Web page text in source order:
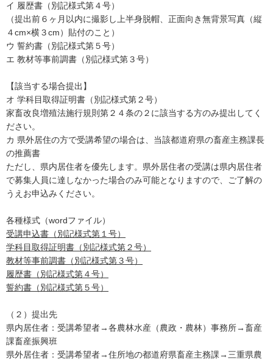
イ 履歴書（別記様式第４号）
（提出前６ヶ月以内に撮影し上半身脱帽、正面向き無背景写真（縦
４cm×横３cm）貼付のこと）
ウ 誓約書（別記様式第５号）
エ 教材等事前調書（別記様式第３号）
【該当する場合提出】
オ 学科目取得証明書（別記様式第２号）
家畜改良増殖法施行規則第２４条の２に該当する方のみ提出してく
ださい。
カ 県外居住の方で受講希望の場合は、当該都道府県の畜産主務課長
の推薦書
ただし、県内居住者を優先します。県外居住者の受講は県内居住者
で募集人員に達しなかった場合のみ可能となりますので、ご了解の
うえお申込みください。
各種様式（wordファイル）
受講申込書（別記様式第１号）
学科目取得証明書（別記様式第２号）
教材等事前調書（別記様式第３号）
履歴書（別記様式第４号）
誓約書（別記様式第５号）
（２）提出先
県内居住者：受講希望者→各農林水産（農政・農林）事務所→畜産
課畜産振興班
県外居住者：受講希望者→住所地の都道府県畜産主務課→三重県農